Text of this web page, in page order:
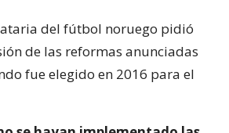
del fútbol noruego pidió
de las reformas anunciadas
fue elegido en 2016 para el